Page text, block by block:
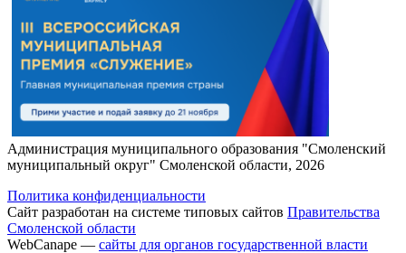
Администрация муниципального образования "Смоленский
муниципальный округ" Смоленской области, 2026
Политика конфиденциальности
Сайт разработан на системе типовых сайтов Правительства
Смоленской области
WebCanape — сайты для органов государственной власти